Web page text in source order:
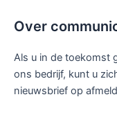
Over
Als u in de toekomst
ons bedrijf, kunt u
nieuwsbrief op